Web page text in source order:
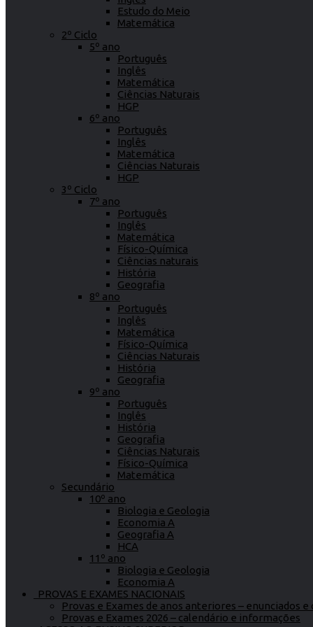
Estudo do Meio
Matemática
2º Ciclo
5º ano
Português
Inglês
Matemática
Ciências Naturais
HGP
6º ano
Português
Inglês
Matemática
Ciências Naturais
HGP
3º Ciclo
7º ano
Português
Inglês
Matemática
Físico-Química
Ciências naturais
História
Geografia
8º ano
Português
Inglês
Matemática
Físico-Química
Ciências Naturais
História
Geografia
9º ano
Português
Inglês
História
Geografia
Ciências Naturais
Físico-Química
Matemática
Secundário
10º ano
Biologia e Geologia
Economia A
Geografia A
HCA
11º ano
Biologia e Geologia
Economia A
PROVAS E EXAMES NACIONAIS
Provas e Exames de anos anteriores – enunciados
Provas e Exames 2026 – calendário e informações